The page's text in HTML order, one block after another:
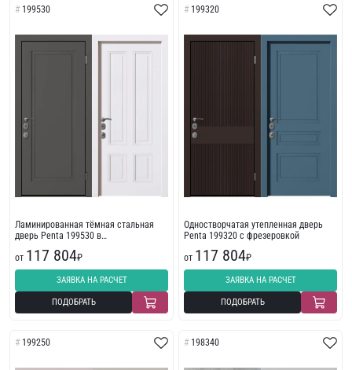
199530
Ламинированная тёмная стальная
дверь Penta 199530 в
от 117 804₽
ЗАЯВКА НА РАСЧЕТ
ПОДОБРАТЬ
199320
Одностворчатая утепленная дверь
Penta 199320 с фрезеровкой
от 117 804₽
ЗАЯВКА НА РАСЧЕТ
ПОДОБРАТЬ
199250 198340